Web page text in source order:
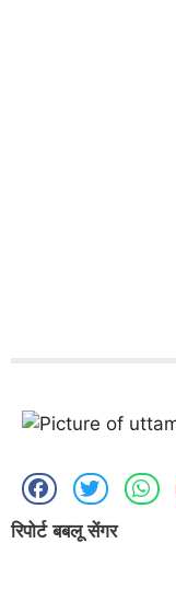
रिपोर्ट बबलू सेंगर